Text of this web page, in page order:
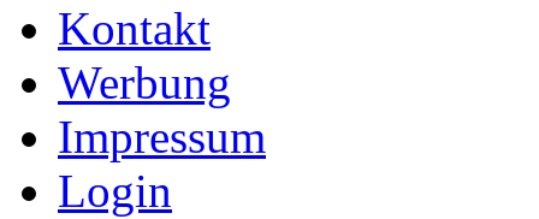
Kontakt
Werbung
Impressum
Login